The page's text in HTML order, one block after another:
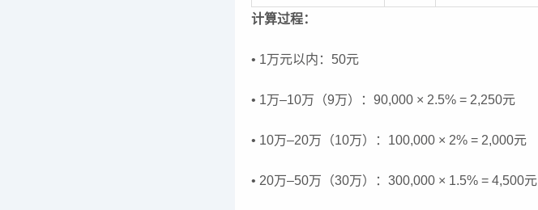
计算过程：
• 1万元以内：50元
• 1万–10万（9万）：90,000 × 2.5% = 2,250元
• 10万–20万（10万）：100,000 × 2% = 2,000元
• 20万–50万（30万）：300,000 × 1.5% = 4,500元